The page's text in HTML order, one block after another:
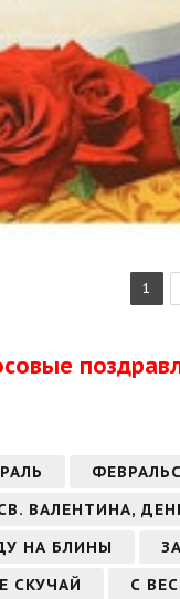
1
ВАЛЕНТИНА,
НА БЛИНЫ
СКУЧАЙ
С